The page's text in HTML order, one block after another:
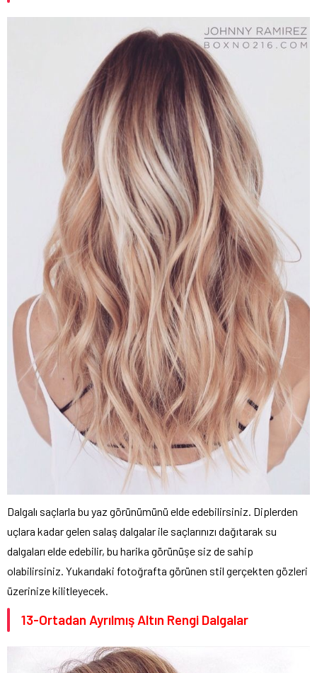
Dalgalı saçlarla bu yaz görünümünü elde edebilirsiniz. Diplerden
uçlara kadar gelen salaş dalgalar ile saçlarınızı dağıtarak su
dalgaları elde edebilir, bu harika görünüşe siz de sahip
olabilirsiniz. Yukarıdaki fotoğrafta görünen stil gerçekten gözleri
üzerinize kilitleyecek.
13-Ortadan Ayrılmış Altın Rengi Dalgalar